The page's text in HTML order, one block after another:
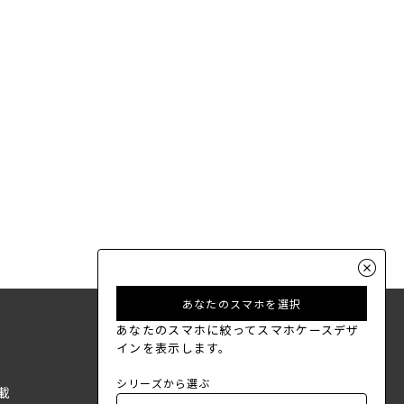
あなたのスマホを選択
あなたのスマホに絞ってスマホケースデザ
インを表示します。
シリーズから選ぶ